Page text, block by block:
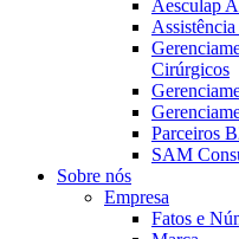
Aesculap
Cirúrgicos
Parceiros
SAM
Sobre nós
Empresa
Fatos e